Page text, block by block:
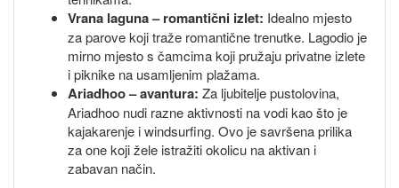
Vrana laguna – romantični izlet: Idealno mjesto
za parove koji traže romantične trenutke. Lagodio je
mirno mjesto s čamcima koji pružaju privatne izlete
i piknike na usamljenim plažama.
Ariadhoo – avantura: Za ljubitelje pustolovina,
Ariadhoo nudi razne aktivnosti na vodi kao što je
kajakarenje i windsurfing. Ovo je savršena prilika
za one koji žele istražiti okolicu na aktivan i
zabavan način.